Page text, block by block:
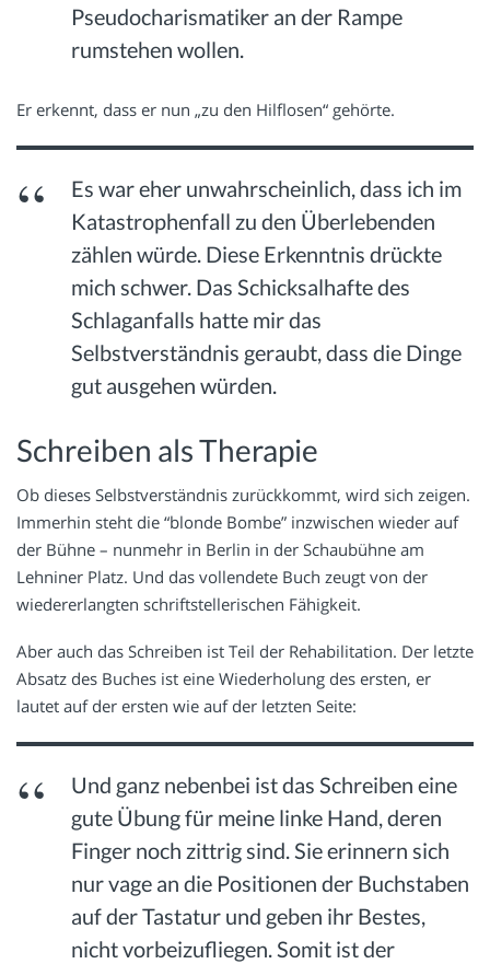
Pseudocharismatiker an der Rampe
rumstehen wollen.
Er erkennt, dass er nun „zu den Hilflosen“ gehörte.
Es war eher unwahrscheinlich, dass ich im
Katastrophenfall zu den Überlebenden
zählen würde. Diese Erkenntnis drückte
mich schwer. Das Schicksalhafte des
Schlaganfalls hatte mir das
Selbstverständnis geraubt, dass die Dinge
gut ausgehen würden.
Schreiben als Therapie
Ob dieses Selbstverständnis zurückkommt, wird sich zeigen.
Immerhin steht die “blonde Bombe” inzwischen wieder auf
der Bühne – nunmehr in Berlin in der Schaubühne am
Lehniner Platz. Und das vollendete Buch zeugt von der
wiedererlangten schriftstellerischen Fähigkeit.
Aber auch das Schreiben ist Teil der Rehabilitation. Der letzte
Absatz des Buches ist eine Wiederholung des ersten, er
lautet auf der ersten wie auf der letzten Seite:
Und ganz nebenbei ist das Schreiben eine
gute Übung für meine linke Hand, deren
Finger noch zittrig sind. Sie erinnern sich
nur vage an die Positionen der Buchstaben
auf der Tastatur und geben ihr Bestes,
nicht vorbeizufliegen. Somit ist der